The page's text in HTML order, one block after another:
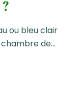
ou bleu clair
de…